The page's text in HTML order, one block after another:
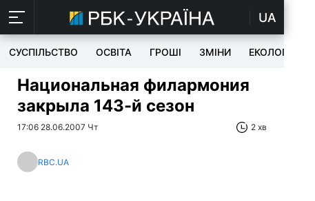
UA
СУСПІЛЬСТВО ОСВІТА ГРОШІ ЗМІНИ ЕКОЛОГІЯ
Национальная филармония
закрыла 143-й сезон
17:06 28.06.2007 Чт 2 хв
RBC.UA